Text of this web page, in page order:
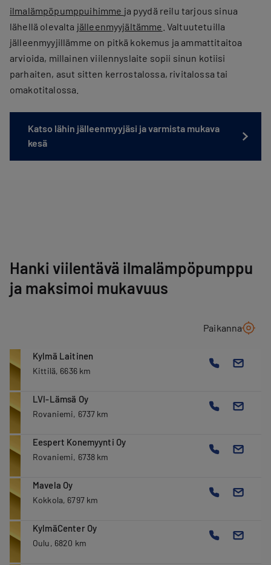
ilmalämpöpumppuihimme ja pyydä reilu tarjous sinua
lähellä olevalta jälleenmyyjältämme . Valtuutetuilla
jälleenmyyjillämme on pitkä kokemus ja ammattitaitoa
arvioida, millainen viilennyslaite sopii sinun kotiisi
parhaiten, asut sitten kerrostalossa, rivitalossa tai
omakotitalossa.
Katso lähin jälleenmyyjäsi ja varmista mukava
kesä
Hanki viilentävä ilmalämpöpumppu
ja maksimoi mukavuus
Paikanna
Kylmä Laitinen
Kittilä, 6636 km
LVI-Lämsä Oy
Rovaniemi, 6737 km
Eespert Konemyynti Oy
Rovaniemi, 6738 km
Mavela Oy
Kokkola, 6797 km
KylmäCenter Oy
Oulu, 6820 km